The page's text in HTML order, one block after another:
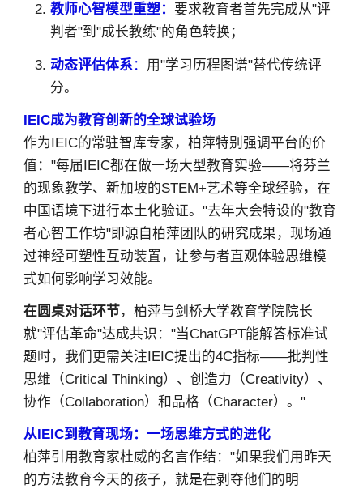
教师心智模型重塑：要求教育者首先完成从"评
判者"到"成长教练"的角色转换；
动态评估体系 ： 用"学习历程图谱"替代传统评
分。
IEIC成为教育创新的全球试验场
作为IEIC的常驻智库专家，柏萍特别强调平台的价
值："每届IEIC都在做一场大型教育实验——将芬兰
的现象教学、新加坡的STEM+艺术等全球经验，在
中国语境下进行本土化验证。"去年大会特设的"教育
者心智工作坊"即源自柏萍团队的研究成果，现场通
过神经可塑性互动装置，让参与者直观体验思维模
式如何影响学习效能。
在圆桌对话环节，柏萍与剑桥大学教育学院院长
就"评估革命"达成共识："当ChatGPT能解答标准试
题时，我们更需关注IEIC提出的4C指标——批判性
思维（Critical Thinking）、创造力（Creativity）、
协作（Collaboration）和品格（Character）。"
从IEIC到教育现场：一场思维方式的进化
柏萍引用教育家杜威的名言作结："如果我们用昨天
的方法教育今天的孩子，就是在剥夺他们的明